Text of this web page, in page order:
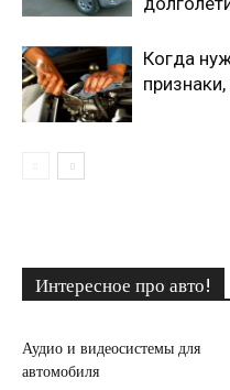
Когда
Интересное про авто!
Аудио и видеосистемы для
автомобиля